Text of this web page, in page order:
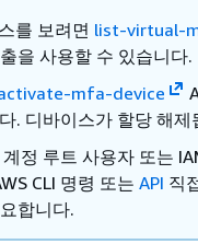
를 보려면 list-virtual-
을 사용할 수 있습니다.
mfa-device
. 디바이스가 할당 해제
정 루트 사용자 또는
CLI 명령 또는 API 직
합니다.